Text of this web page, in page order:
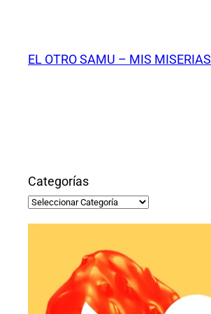
contenido
EL OTRO SAMU – MIS MISERIAS
Categorías